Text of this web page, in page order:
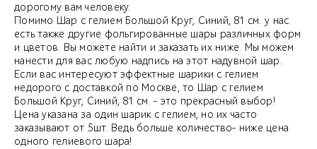
дорогому вам человеку.
Помимо Шар с гелием Большой Круг, Синий, 81 см. у нас
есть также другие фольгированные шары различных форм
и цветов. Вы можете найти и заказать их ниже. Мы можем
нанести для вас любую надпись на этот надувной шар.
Если вас интересуют эффектные шарики с гелием
недорого с доставкой по Москве, то Шар с гелием
Большой Круг, Синий, 81 см. - это прекрасный выбор!
Цена указана за один шарик с гелием, но их часто
заказывают от 5шт. Ведь больше количество- ниже цена
одного гелиевого шара!